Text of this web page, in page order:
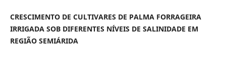
CRESCIMENTO DE CULTIVARES DE PALMA FORRAGEIRA
IRRIGADA SOB DIFERENTES NÍVEIS DE SALINIDADE EM
REGIÃO SEMIÁRIDA